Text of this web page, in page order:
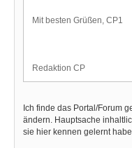
Mit besten Grüßen, CP1
Redaktion CP
Ich finde das Portal/Forum
ändern. Hauptsache
sie hier kennen gelernt